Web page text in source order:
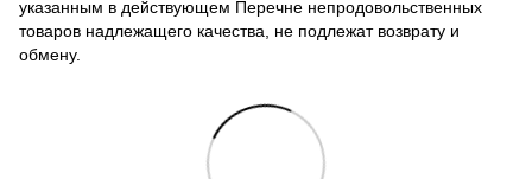
указанным в действующем Перечне непродовольственных
товаров надлежащего качества, не подлежат возврату и
обмену.